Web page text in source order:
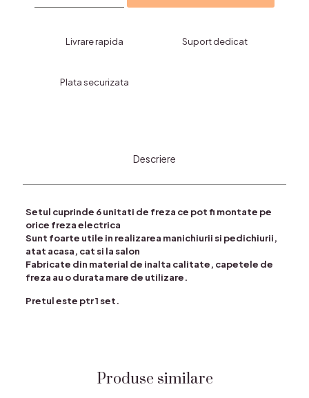
Capete
Livrare rapida Suport dedicat
Plata securizata
Descriere
Setul cuprinde 6 unitati de freza ce pot fi montate pe
orice freza electrica
Sunt foarte utile in realizarea manichiurii si pedichiurii,
atat acasa, cat si la salon
Fabricate din material de inalta calitate, capetele de
freza au o durata mare de utilizare.
Pretul este ptr 1 set.
Produse similare